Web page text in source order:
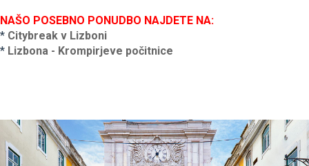
NAŠO POSEBNO PONUDBO NAJDETE NA:
* Citybreak v Lizboni
* Lizbona - Krompirjeve počitnice